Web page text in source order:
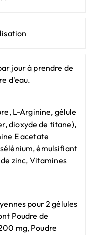
jour à prendre de
d'eau.
L-Arginine, gélule
dioxyde de titane),
E acetate
émulsifiant
zinc, Vitamines
pour 2 gélules
Poudre de
mg, Poudre